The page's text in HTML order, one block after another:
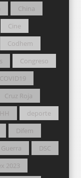
China
Cine
Codhem
Congreso
COVID19
Cruz Roja
deporte
Difem
DSC
2023